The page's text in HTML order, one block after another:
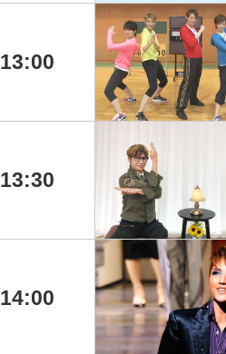
13:00
13:30
14:00